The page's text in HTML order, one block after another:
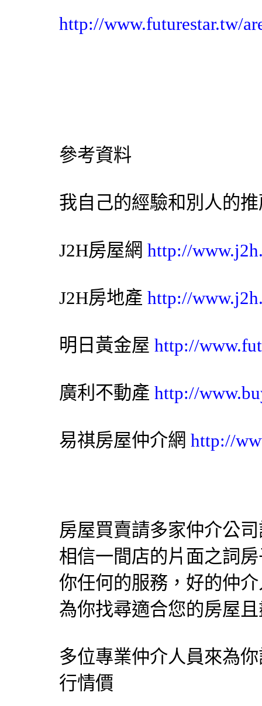
http://www.futurestar.tw/
參考資料
我自己的經驗和別人的
J2H房屋網 http://
J2H房地產 http://
明日黃金屋 http://
廣利不動產 http://
易祺房屋仲介網 http://
房屋買賣請多家仲介公
相信一間店的片面之詞
你任何的服務，好的仲
為你找尋適合您的房屋
多位專業仲介人員來為
行情價